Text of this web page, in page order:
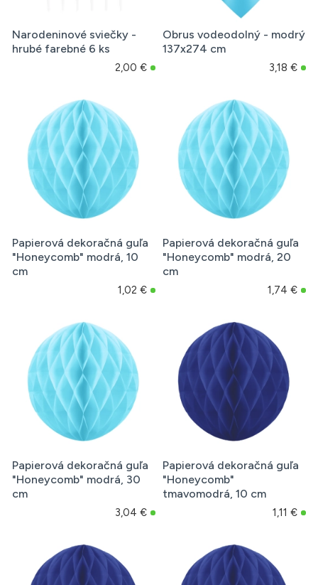
Narodeninové sviečky -
hrubé farebné 6 ks
2,00 €
Obrus vodeodolný - modrý
137x274 cm
3,18 €
Papierová dekoračná guľa
"Honeycomb" modrá, 10
cm
1,02 €
Papierová dekoračná guľa
"Honeycomb" modrá, 20
cm
1,74 €
Papierová dekoračná guľa
"Honeycomb" modrá, 30
cm
3,04 €
Papierová dekoračná guľa
"Honeycomb"
tmavomodrá, 10 cm
1,11 €